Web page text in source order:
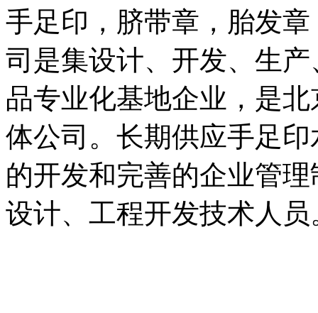
手足印，脐带章，胎发
司是集设计、开发、生
品专业化基地企业，是
体公司。长期供应手足
的开发和完善的企业管
设计、工程开发技术人员